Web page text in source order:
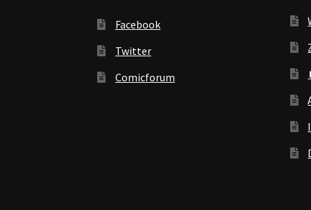
Facebook
Twitter
Comicforum